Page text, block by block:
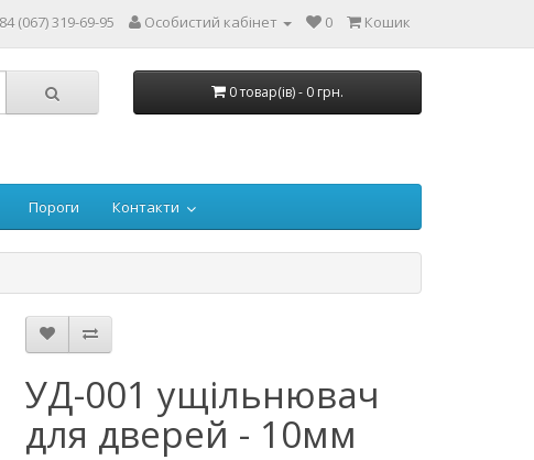
(067) 319-69-95 Особистий кабінет 0 Кошик
0 товар(ів) - 0 грн.
Пороги Контакти
УД-001 ущільнювач
для дверей - 10мм